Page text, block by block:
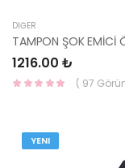
DIĞER
1216.00 ₺
( 97
YENI